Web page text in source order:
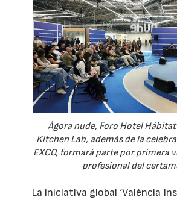
Ágora nude, Foro Hotel Hábitat
Kitchen Lab, además de la
EXCO, formará parte por primera
profesional del
La iniciativa global ‘València